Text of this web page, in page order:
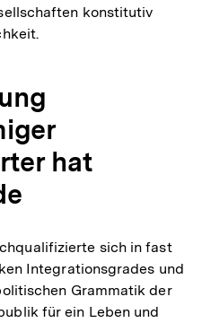
konstitutiv
hat
sich in fast
Integrationsgrades und
Grammatik der
für ein Leben und